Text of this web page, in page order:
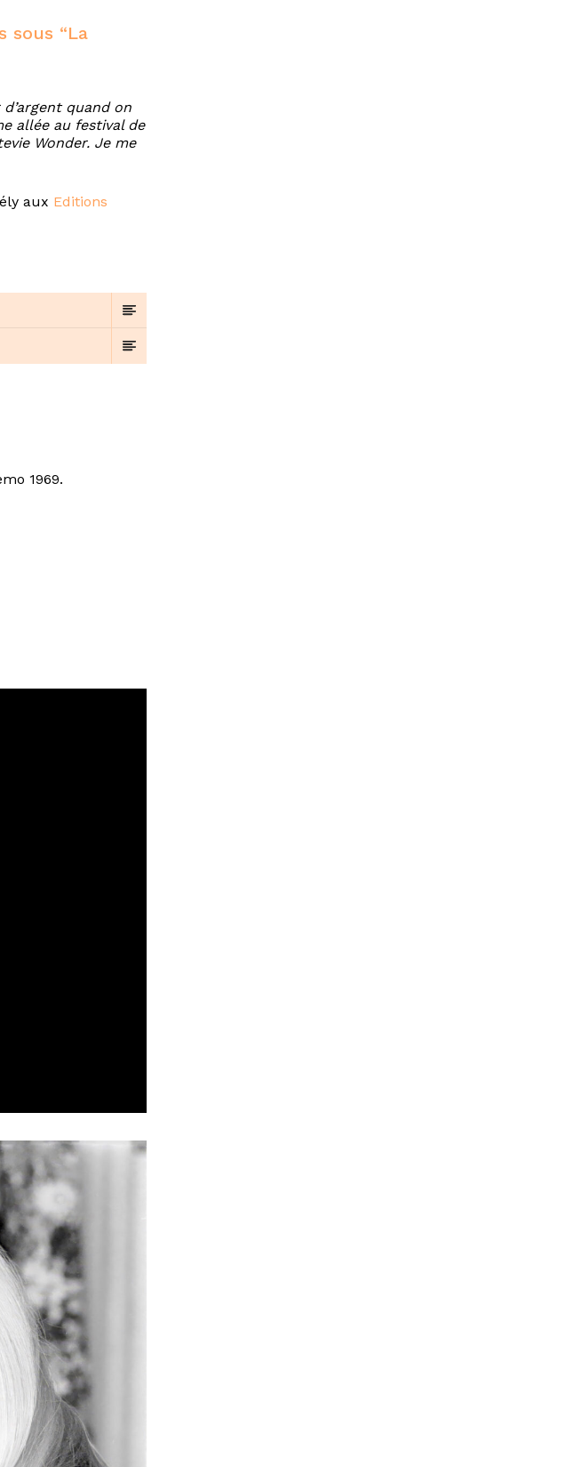
sous “La
d’argent quand on
allée au festival de
Wonder. Je me
aux Editions
1969.